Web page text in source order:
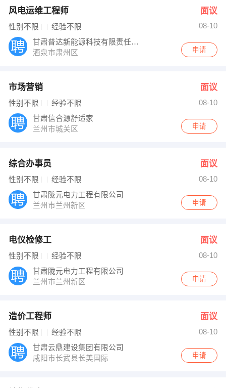
风电运维工程师 面议
性别不限 经验不限
08-10
甘肃普达新能源科技有限责任公司
酒泉市肃州区
申请
市场营销 面议
性别不限 经验不限
08-10
甘肃信合源舒适家
兰州市城关区
申请
综合办事员 面议
性别不限 经验不限
08-10
甘肃陇元电力工程有限公司
兰州市兰州新区
申请
电仪检修工 面议
性别不限 经验不限
08-10
甘肃陇元电力工程有限公司
兰州市兰州新区
申请
造价工程师 面议
性别不限 经验不限
08-10
甘肃云鼎建设集团有限公司
咸阳市长武县长美国际
申请